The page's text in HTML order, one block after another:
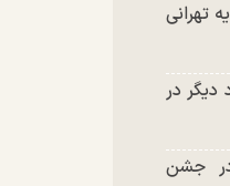
تهرانی
در
جشن